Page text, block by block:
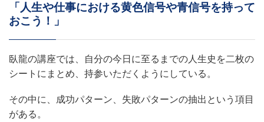
「人生や仕事における黄色信号や青信号を持って
おこう！」
臥龍の講座では、自分の今日に至るまでの人生史を二枚の
シートにまとめ、持参いただくようにしている。
その中に、成功パターン、失敗パターンの抽出という項目
がある。